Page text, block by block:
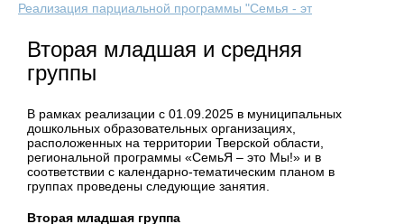
Реализация парциальной программы "Семья - это Мы!"
Вторая младшая и средняя
группы
В рамках реализации с 01.09.2025 в муниципальных
дошкольных образовательных организациях,
расположенных на территории Тверской области,
региональной программы «СемьЯ – это Мы!» и в
соответствии с календарно-тематическим планом в
группах проведены следующие занятия.
Вторая младшая группа